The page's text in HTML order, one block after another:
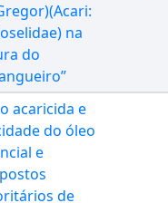
na
do
acaricida e
do óleo
e
de